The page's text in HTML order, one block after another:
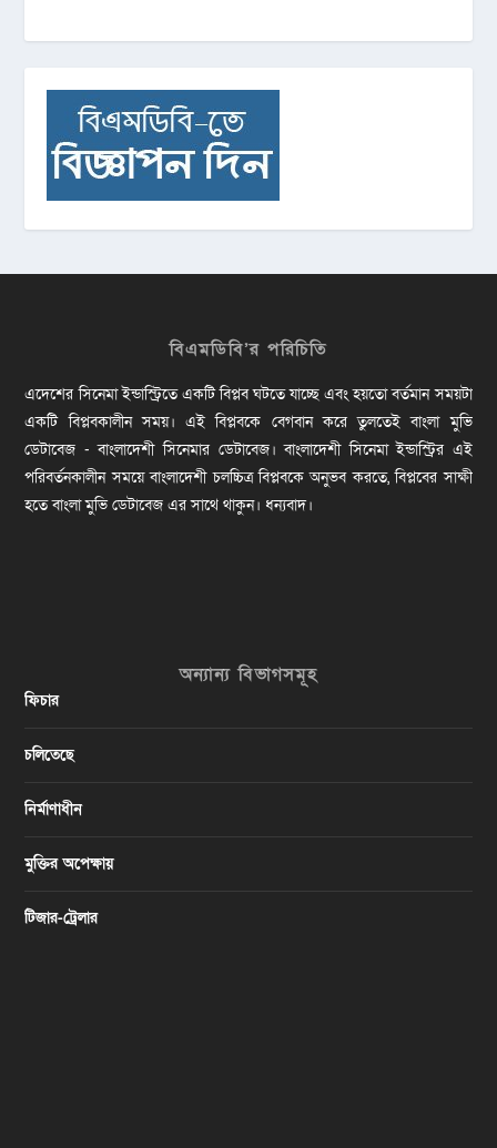
বিএমডিবি’র পরিচিতি
এদেশের সিনেমা ইন্ডাস্ট্রিতে একটি বিপ্লব ঘটতে যাচ্ছে এবং হয়তো বর্তমান সময়টা
একটি বিপ্লবকালীন সময়। এই বিপ্লবকে বেগবান করে তুলতেই বাংলা মুভি
ডেটাবেজ - বাংলাদেশী সিনেমার ডেটাবেজ। বাংলাদেশী সিনেমা ইন্ডাস্ট্রির এই
পরিবর্তনকালীন সময়ে বাংলাদেশী চলচ্চিত্র বিপ্লবকে অনুভব করতে, বিপ্লবের সাক্ষী
হতে বাংলা মুভি ডেটাবেজ এর সাথে থাকুন। ধন্যবাদ।
অন্যান্য বিভাগসমূহ
ফিচার
চলিতেছে
নির্মাণাধীন
মুক্তির অপেক্ষায়
টিজার-ট্রেলার